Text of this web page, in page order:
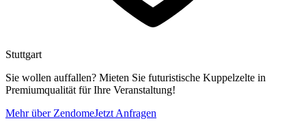
Stuttgart
Sie wollen auffallen? Mieten Sie futuristische Kuppelzelte in
Premiumqualität für Ihre Veranstaltung!
Mehr über ZendomeJetzt Anfragen